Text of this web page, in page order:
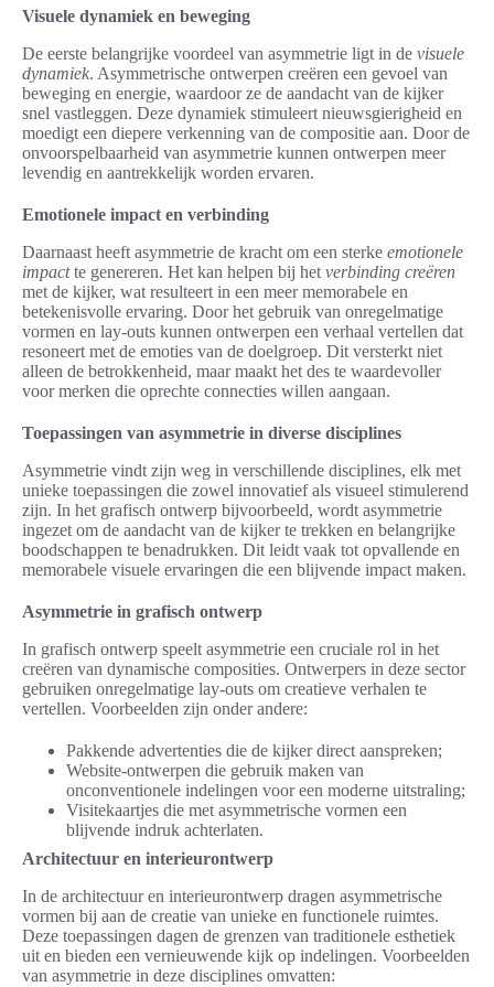
Visuele dynamiek en beweging
De eerste belangrijke voordeel van asymmetrie ligt in de visuele
dynamiek. Asymmetrische ontwerpen creëren een gevoel van
beweging en energie, waardoor ze de aandacht van de kijker
snel vastleggen. Deze dynamiek stimuleert nieuwsgierigheid en
moedigt een diepere verkenning van de compositie aan. Door de
onvoorspelbaarheid van asymmetrie kunnen ontwerpen meer
levendig en aantrekkelijk worden ervaren.
Emotionele impact en verbinding
Daarnaast heeft asymmetrie de kracht om een sterke emotionele
impactte genereren. Het kan helpen bij het verbinding creëren
met de kijker, wat resulteert in een meer memorabele en
betekenisvolle ervaring. Door het gebruik van onregelmatige
vormen en lay-outs kunnen ontwerpen een verhaal vertellen dat
resoneert met de emoties van de doelgroep. Dit versterkt niet
alleen de betrokkenheid, maar maakt het des te waardevoller
voor merken die oprechte connecties willen aangaan.
Toepassingen van asymmetrie in diverse disciplines
Asymmetrie vindt zijn weg in verschillende disciplines, elk met
unieke toepassingen die zowel innovatief als visueel stimulerend
zijn. In het grafisch ontwerp bijvoorbeeld, wordt asymmetrie
ingezet om de aandacht van de kijker te trekken en belangrijke
boodschappen te benadrukken. Dit leidt vaak tot opvallende en
memorabele visuele ervaringen die een blijvende impact maken.
Asymmetrie in grafisch ontwerp
In grafisch ontwerp speelt asymmetrie een cruciale rol in het
creëren van dynamische composities. Ontwerpers in deze sector
gebruiken onregelmatige lay-outs om creatieve verhalen te
vertellen. Voorbeelden zijn onder andere:
Pakkende advertenties die de kijker direct aanspreken;
Website-ontwerpen die gebruik maken van
onconventionele indelingen voor een moderne uitstraling;
Visitekaartjes die met asymmetrische vormen een
blijvende indruk achterlaten.
Architectuur en interieurontwerp
In de architectuur en interieurontwerp dragen asymmetrische
vormen bij aan de creatie van unieke en functionele ruimtes.
Deze toepassingen dagen de grenzen van traditionele esthetiek
uit en bieden een vernieuwende kijk op indelingen. Voorbeelden
van asymmetrie in deze disciplines omvatten: